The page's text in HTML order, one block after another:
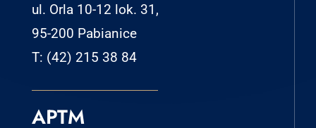
ul. Orla 10-12 lok. 31,
95-200 Pabianice
T: (42) 215 38 84
APTM